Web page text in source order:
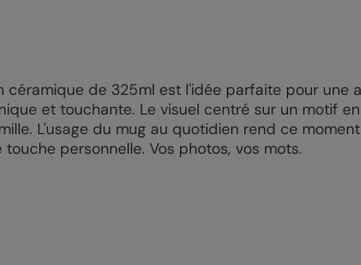
céramique de 325ml est l'idée parfaite pour une
et touchante. Le visuel centré sur un motif
L'usage du mug au quotidien rend ce
touche personnelle. Vos photos, vos mots.